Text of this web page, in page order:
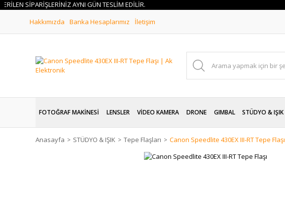
SİPARİŞLERİNİZ AYNI GÜN TESLİM EDİLİR.
Hakkımızda
Banka Hesaplarımız İletişim
FOTOĞRAF MAKİNESİ LENSLER VİDEO KAMERA DRONE GIMBAL STÜDYO & IŞIK
Anasayfa STÜDYO & IŞIK Tepe Flaşları Canon Speedlite 430EX III-RT Tepe Flaşı